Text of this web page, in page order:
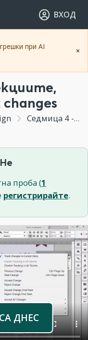
ВХОД
×
при AI
changes
Седмица 4 - Работа с текст/ Всичко, което може да правим с текст
проба (1
регистрирайте.
ДНЕС